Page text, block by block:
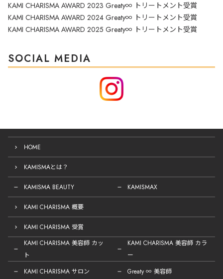
KAMI CHARISMA AWARD 2023 Greaty∞ トリートメント受賞
KAMI CHARISMA AWARD 2024 Greaty∞ トリートメント受賞
KAMI CHARISMA AWARD 2025 Greaty∞ トリートメント受賞
SOCIAL MEDIA
HOME
KAMISMAとは？
KAMISMA BEAUTY KAMISMAX
KAMI CHARISMA 概要
KAMI CHARISMA 受賞
KAMI CHARISMA 美容師 カッ
ト
KAMI CHARISMA 美容師 カラ
ー
KAMI CHARISMA サロン
Greaty ∞ 美容師